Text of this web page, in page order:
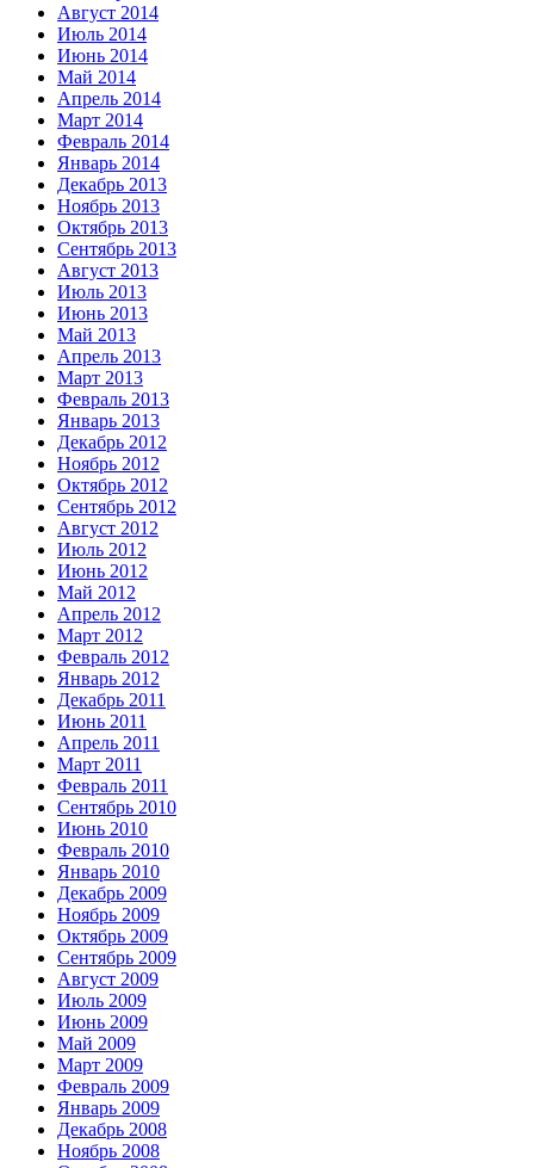
Август 2014
Июль 2014
Июнь 2014
Май 2014
Апрель 2014
Март 2014
Февраль 2014
Январь 2014
Декабрь 2013
Ноябрь 2013
Октябрь 2013
Сентябрь 2013
Август 2013
Июль 2013
Июнь 2013
Май 2013
Апрель 2013
Март 2013
Февраль 2013
Январь 2013
Декабрь 2012
Ноябрь 2012
Октябрь 2012
Сентябрь 2012
Август 2012
Июль 2012
Июнь 2012
Май 2012
Апрель 2012
Март 2012
Февраль 2012
Январь 2012
Декабрь 2011
Июнь 2011
Апрель 2011
Март 2011
Февраль 2011
Сентябрь 2010
Июнь 2010
Февраль 2010
Январь 2010
Декабрь 2009
Ноябрь 2009
Октябрь 2009
Сентябрь 2009
Август 2009
Июль 2009
Июнь 2009
Май 2009
Март 2009
Февраль 2009
Январь 2009
Декабрь 2008
Ноябрь 2008